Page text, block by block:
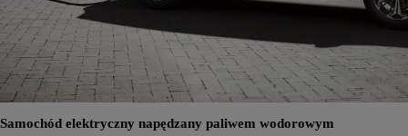
Samochód elektryczny napędzany paliwem wodorowym